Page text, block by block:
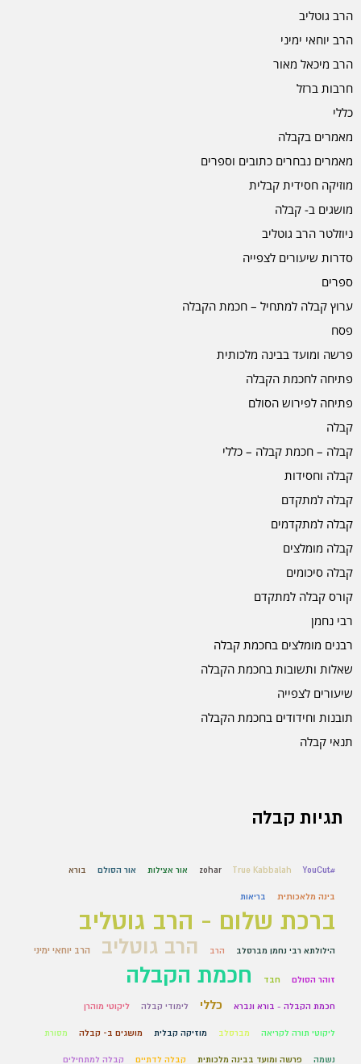
הרב גוטליב
הרב יוחאי ימיני
הרב מיכאל מאור
חרבות ברזל
כללי
מאמרים בקבלה
מאמרים נבחרים כתובים וספרים
מוזיקה חסידית קבלית
מושגים ב- קבלה
ניוזלטר הרב גוטליב
סדרות שיעורים לצפייה
ספרים
ערוץ קבלה למתחיל – חכמת הקבלה
פסח
פרשה ומועד בבינה מלכותית
פתיחה לחכמת הקבלה
פתיחה לפירוש הסולם
קבלה
קבלה – חכמת קבלה – כללי
קבלה וחסידות
קבלה למתקדם
קבלה למתקדמים
קבלה מומלצים
קבלה סיכומים
קורס קבלה למתקדם
רבי נחמן
רבנים מומלצים בחכמת קבלה
שאלות ותשובות בחכמת הקבלה
שיעורים לצפייה
תובנות וחידודים בחכמת הקבלה
תנאי קבלה
תגיות קבלה
#YouCut
True Kabbalah
zohar אור אצילות אור הסולם בורא
בינה מלאכותית בריאות
ברכת שלום - הרב גוטליב
הילולתא רבי נחמן מברסלב הרב הרב גוטליב הרב יוחאי ימיני
זוהר הסולם חבד חכמת הקבלה
חכמת הקבלה - בורא ונברא כללי לימודי קבלה ליקוטי מוהרן
ליקוטי תורה לקריאה מברסלב מוזיקה קבלית מושגים ב- קבלה מסורת
נשמה פרשה ומועד בבינה מלכותית קבלה לדתיים קבלה למתחילים